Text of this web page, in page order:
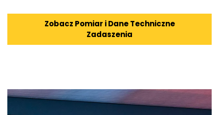
Zobacz Pomiar i Dane Techniczne
Zadaszenia